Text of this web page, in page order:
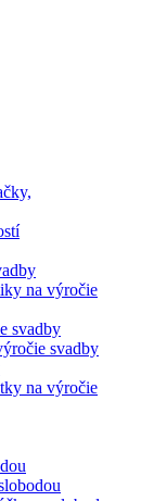
na výročie
svadby
svadby
na výročie